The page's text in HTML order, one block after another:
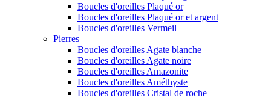
Boucles d'oreilles Plaqué or
Boucles d'oreilles Plaqué or et argent
Boucles d'oreilles Vermeil
Pierres
Boucles d'oreilles Agate blanche
Boucles d'oreilles Agate noire
Boucles d'oreilles Amazonite
Boucles d'oreilles Améthyste
Boucles d'oreilles Cristal de roche